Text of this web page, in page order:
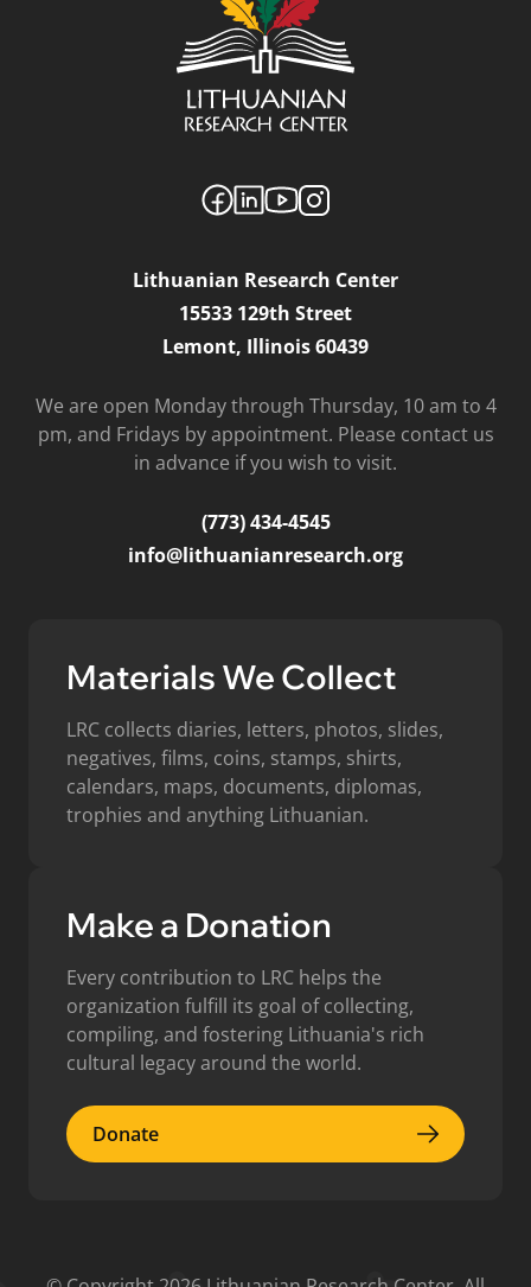
Lithuanian Research Center
15533 129th Street
Lemont, Illinois 60439
We are open Monday through Thursday, 10 am to 4
pm, and Fridays by appointment. Please contact us
in advance if you wish to visit.
(773) 434-4545
info@lithuanianresearch.org
Materials We Collect
LRC collects diaries, letters, photos, slides,
negatives, films, coins, stamps, shirts,
calendars, maps, documents, diplomas,
trophies and anything Lithuanian.
Make a Donation
Every contribution to LRC helps the
organization fulfill its goal of collecting,
compiling, and fostering Lithuania's rich
cultural legacy around the world.
Donate